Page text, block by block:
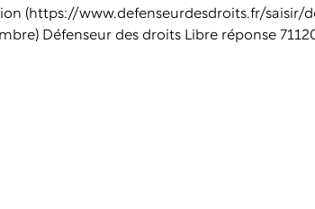
( https://www.defenseurdesdroits.fr/saisir/
Défenseur des droits Libre réponse